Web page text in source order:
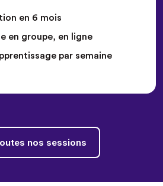
en 6 mois
en groupe, en ligne
par semaine
nos sessions